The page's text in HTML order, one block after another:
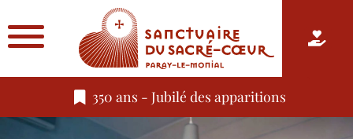
350 ans - Jubilé des apparitions